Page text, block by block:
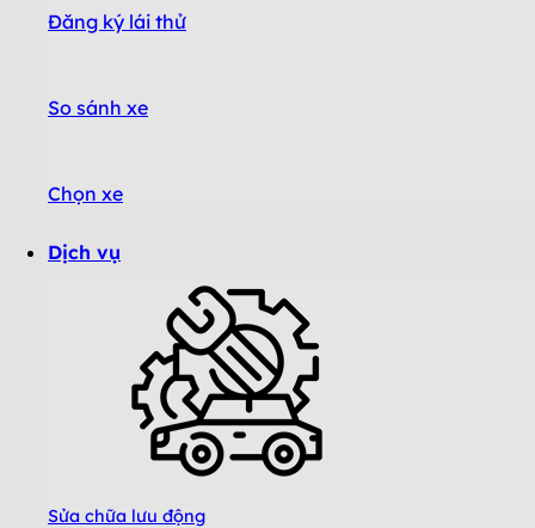
Đăng ký lái thử
So sánh xe
Chọn xe
Dịch vụ
Sửa chữa lưu động